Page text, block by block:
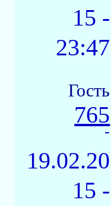
15 -
23:47
Гость
765
-
19.02.20
15 -